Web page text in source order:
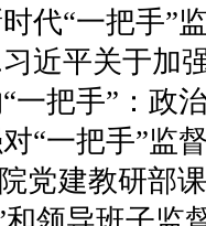
时代“一把手
习近平关于加
“一把手”：
“一把手”监
院党建教研